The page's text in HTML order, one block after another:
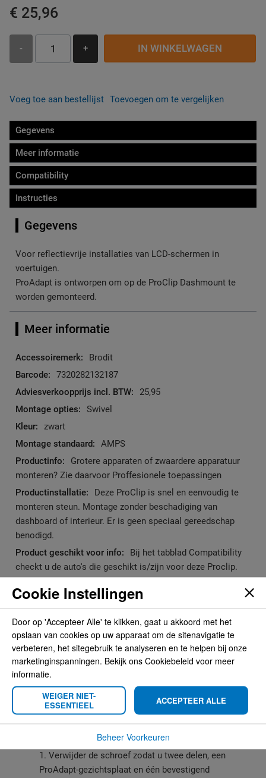
€ 25,96
- + IN WINKELWAGEN
Voeg toe aan bestellijst Toevoegen om te vergelijken
Gegevens
Meer informatie
Compatibility
Instructies
Gegevens
Voor reflectievrije installaties van LCD-schermen in
voertuigen.
ProAdapt is ontworpen om op de ProClip Dashmount te
worden gemonteerd.
Meer informatie
Meer
informatie
Brodit
7320282132187
25,95
Swivel
zwart
AMPS
Grotere apparaten of zwaardere apparatuur
monteren? Zie daarvoor Proffesionele toepassingen
Deze ProClip is snel en eenvoudig te
monteren steun. Montage zonder beschadiging van
dashboard of interieur. Er is geen speciaal gereedschap
benodigd.
Bij het tabblad Compatibility
checkt u de auto's die geschikt is/zijn voor deze Proclip.
Compatibility
Instructies
ProAdapt is ontworpen om te worden
gemonteerd met het ProClip montageplatform.
1. Verwijder de schroef zodat u twee delen, een
ProAdapt-gezichtsplaat en één bevestigend
Cookie Instellingen
Door op 'Accepteer Alle' te klikken, gaat u akkoord met het
opslaan van cookies op uw apparaat om de sitenavigatie te
verbeteren, het sitegebruik te analyseren en te helpen bij onze
marketinginspanningen. Bekijk ons Cookiebeleid voor meer
informatie.
WEIGER NIET-
ESSENTIEEL
ACCEPTEER ALLE
Beheer Voorkeuren